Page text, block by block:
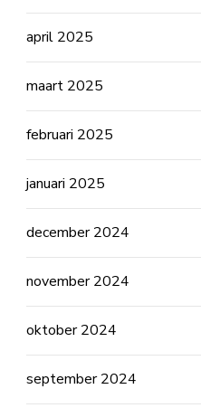
april 2025
maart 2025
februari 2025
januari 2025
december 2024
november 2024
oktober 2024
september 2024